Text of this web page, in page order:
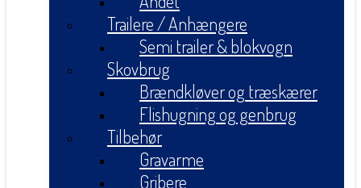
Trailere / Anhængere
Semi trailer & blokvogn
Skovbrug
Brændkløver og træskærer
Flishugning og genbrug
Tilbehør
Gravarme
Gribere